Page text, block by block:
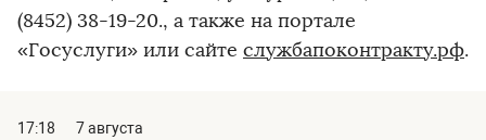
(8452) 38-19-20., а также на портале
«Госуслуги» или сайте службапоконтракту.рф.
17:18
7 августа